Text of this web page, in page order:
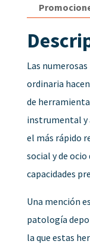
Las
ordinaria
de
instrumental y
el más rápido
social y de
capacidades
Una mención
patología
la que estas